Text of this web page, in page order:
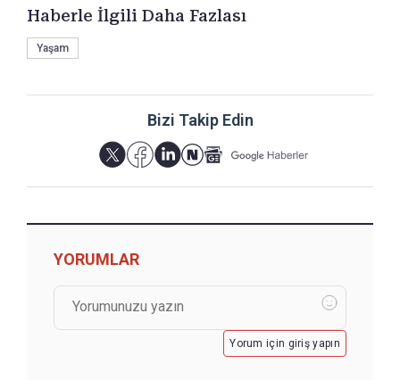
Haberle İlgili Daha Fazlası
Yaşam
Bizi Takip Edin
YORUMLAR
Yorum için giriş yapın